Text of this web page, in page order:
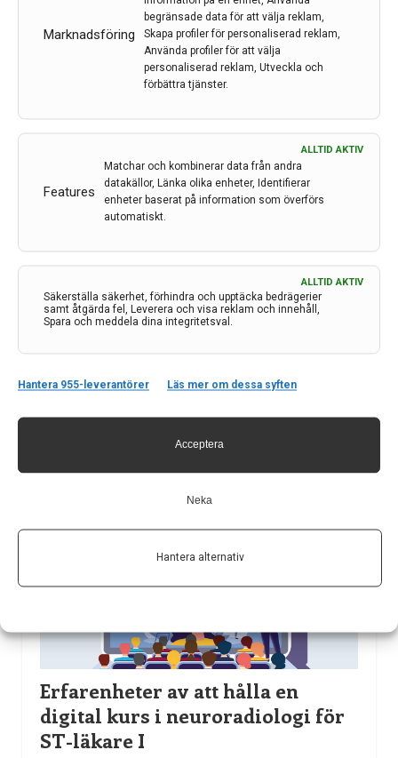
Marknadsföring
begränsade data för att välja reklam,
Skapa profiler för personaliserad reklam,
Använda profiler för att välja
personaliserad reklam, Utveckla och
förbättra tjänster.
Features
ALLTID AKTIV
Matchar och kombinerar data från andra
datakällor, Länka olika enheter, Identifierar
enheter baserat på information som överförs
automatiskt.
Säkerställa säkerhet, förhindra och upptäcka bedrägerier
samt åtgärda fel, Leverera och visa reklam och innehåll,
Spara och meddela dina integritetsval.
ALLTID AKTIV
Hantera 955-leverantörer Läs mer om dessa syften
Acceptera
Neka
Hantera alternativ
Neuroradiologisk A-B och C-D-
Etiketter:ANGIOGRAFI,B-VÄRDE ,CISS, David Fällmar
DUBBELENERGI,Neuroradiologi
kommer du att presenteras för fyra neuroradiologiska
underlätta för dig som skriver neuroradiologiska
remisser och läser utlåtanden, men även för att främja
Erfarenheter av att hålla en
digital kurs i neuroradiologi för
ST-läkare I